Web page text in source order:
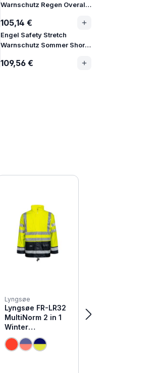
Warnschutz Regen Overall
105,14 €
Engel Safety Stretch
Warnschutz Sommer Shorts
109,56 €
Lyngsøe
Lyngsøe FR-LR32
MultiNorm 2 in 1
Winter
Warnschutz
Regenjacke(Diese Option ist zurzeit nicht